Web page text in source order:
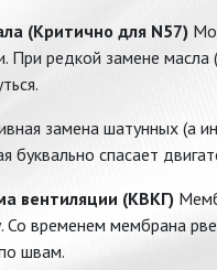
(Критично для N57)
При редкой замене
замена шатунных (а
буквально спасает
вентиляции (КВКГ)
Со временем мембрана
швам.